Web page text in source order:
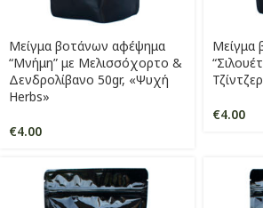
Μείγμα βοτάνων αφέψημα
“Μνήμη” με Μελισσόχορτο &
Δενδρολίβανο 50gr, «Ψυχή
Herbs»
€4.00
Μείγμα
€4.00